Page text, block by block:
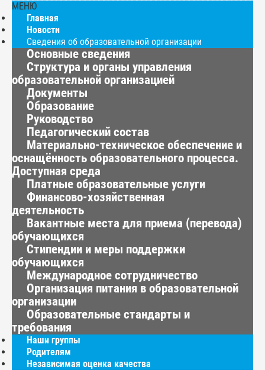
МЕНЮ
Главная
Новости
Сведения об образовательной организации
Основные сведения
Структура и органы управления
образовательной организацией
Документы
Образование
Руководство
Педагогический состав
Материально-техническое обеспечение и
оснащённость образовательного процесса.
Доступная среда
Платные образовательные услуги
Финансово-хозяйственная
деятельность
Вакантные места для приема (перевода)
обучающихся
Стипендии и меры поддержки
обучающихся
Международное сотрудничество
Организация питания в образовательной
организации
Образовательные стандарты и
требования
Наши группы
Родителям
Независимая оценка качества